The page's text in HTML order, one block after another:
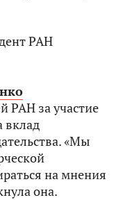
РАН
РАН за участие
вклад
«Мы
на мнения
она.